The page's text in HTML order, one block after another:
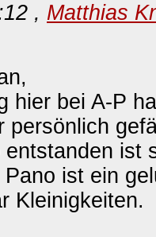
, Matthias
hier bei A-P
persönlich
entstanden ist
ist ein
Kleinigkeiten.